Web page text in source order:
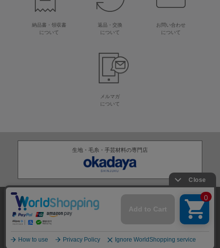
納品書・領収書
について
返品・交換
について
お問い合わせ
について
メルマガ
について
生地・毛糸・手芸材料の専門店
株式会社オカダヤ
特定商取引法に基づく表記 プライバシーポリシー サイトマップ